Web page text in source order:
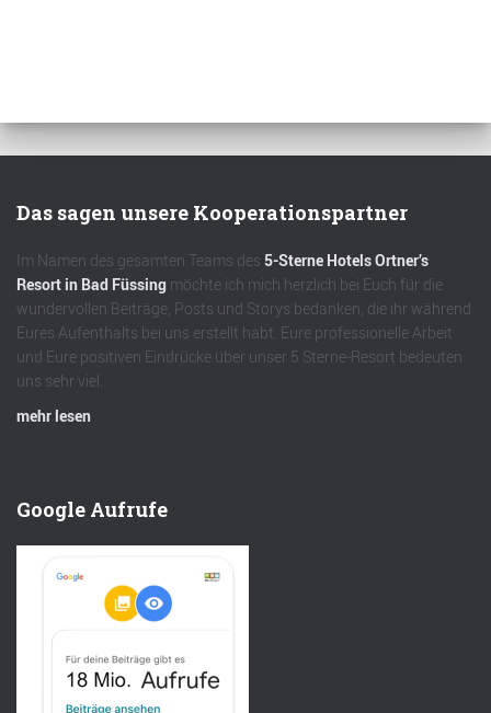
Das sagen unsere Kooperationspartner
Im Namen des gesamten Teams des 5-Sterne Hotels Ortner’s
Resort in Bad Füssing möchte ich mich herzlich bei Euch für die
wundervollen Beiträge, Posts und Storys bedanken, die ihr während
Eures Aufenthalts bei uns erstellt habt. Eure professionelle Arbeit
und Eure positiven Eindrücke über unser 5 Sterne-Resort bedeuten
uns sehr viel.
mehr lesen
Google Aufrufe